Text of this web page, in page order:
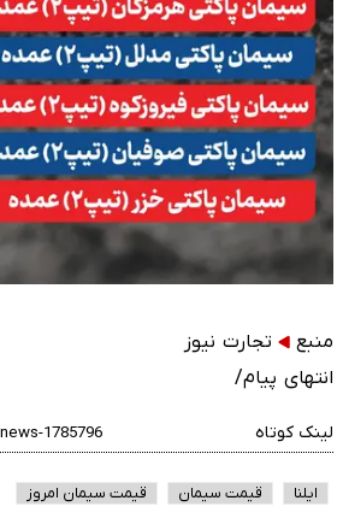
منبع
تجارت نیوز
انتهای پیام/
لینک کوتاه
ایلنا قیمت سیمان قیمت سیمان امروز